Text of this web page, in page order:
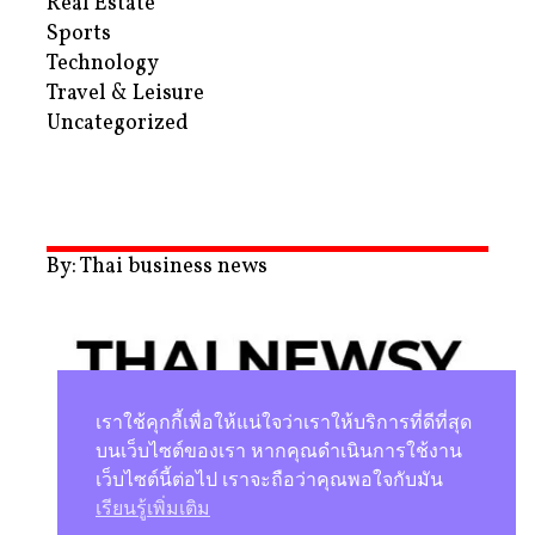
Sports
Technology
Travel & Leisure
Uncategorized
By: Thai business news
นโยบายความเป็นส่วนตัว
เราใช้คุกกี้เพื่อให้แน่ใจว่าเราให้บริการที่ดีที่สุด
บนเว็บไซต์ของเรา หากคุณดำเนินการใช้งาน
เว็บไซต์นี้ต่อไป เราจะถือว่าคุณพอใจกับมัน
เรียนรู้เพิ่มเติม